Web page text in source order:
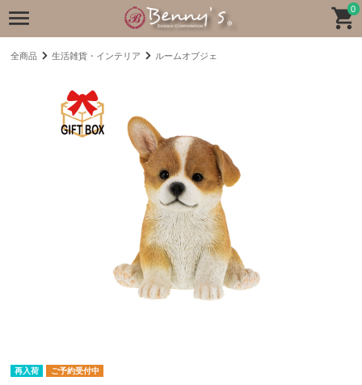
0
全商品 生活雑貨・インテリア ルームオブジェ
再入荷 ご予約受付中